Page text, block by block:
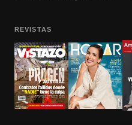
REVISTAS